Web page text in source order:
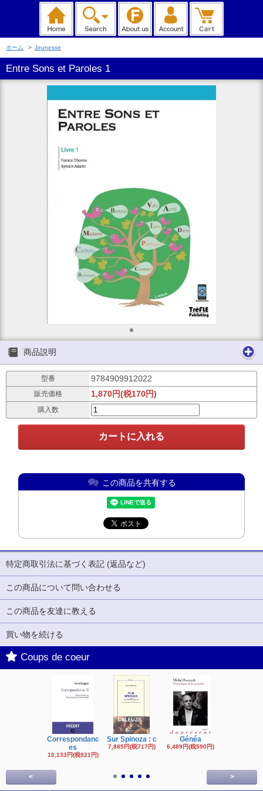
ホーム > Jeunesse
Entre Sons et Paroles 1
商品説明
型番 9784909912022
販売価格 1,870円(税170円)
購入数
この商品を共有する
特定商取引法に基づく表記 (返品など)
この商品について問い合わせる
この商品を友達に教える
買い物を続ける
Coups de coeur
Correspondanc
es
10,133円(税921円)
Sur Spinoza : c
7,885円(税717円)
Généa
6,489円(税590円)
< >